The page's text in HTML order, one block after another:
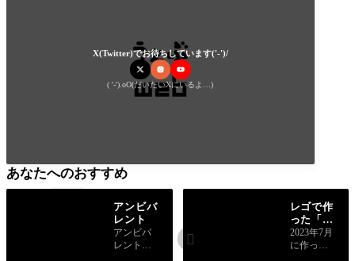
X(Twitter)でお待ちしています('-')/
( '-').oO(だいたいXにいるよ…)
あなたへのおすすめ
アンビバ
レント
アンビバ
レントな
レゴで作
った「と
ある街の
武器屋」
2023年7月
に作った
